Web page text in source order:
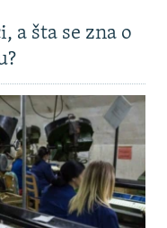
a šta se zna o